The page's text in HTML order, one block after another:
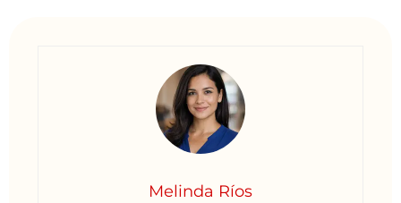
Melinda Ríos